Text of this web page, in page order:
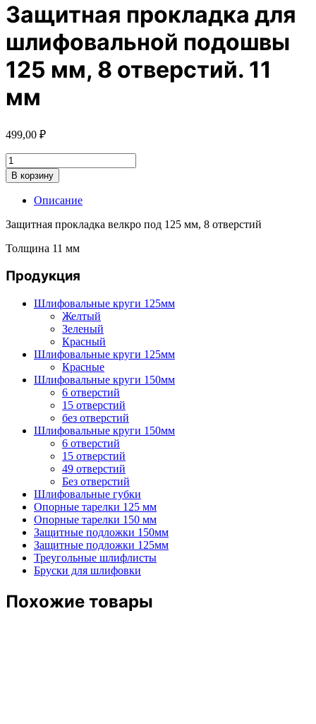
Защитная прокладка для
шлифовальной подошвы
125 мм, 8 отверстий. 11
мм
499,00 ₽
Количество
товара
Защитная
прокладка
шлифовальной
125
8
отверстий.
В корзину
Описание
Защитная прокладка велкро под 125 мм, 8 отверстий
Толщина 11 мм
Продукция
Шлифовальные круги 125мм
Желтый
Зеленый
Красный
Шлифовальные круги 125мм
Красные
Шлифовальные круги 150мм
6 отверстий
15 отверстий
без отверстий
Шлифовальные круги 150мм
6 отверстий
15 отверстий
49 отверстий
Без отверстий
Шлифовальные губки
Опорные тарелки 125 мм
Опорные тарелки 150 мм
Защитные подложки 150мм
Защитные подложки 125мм
Треугольные шлифлисты
Бруски для шлифовки
Похожие товары